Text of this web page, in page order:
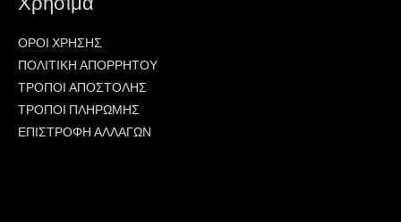
ΟΡΟΙ ΧΡΗΣΗΣ
ΠΟΛΙΤΙΚΗ ΑΠΟΡΡΗΤΟΥ
ΤΡΟΠΟΙ ΑΠΟΣΤΟΛΗΣ
ΤΡΟΠΟΙ ΠΛΗΡΩΜΗΣ
ΕΠΙΣΤΡΟΦΗ ΑΛΛΑΓΩΝ